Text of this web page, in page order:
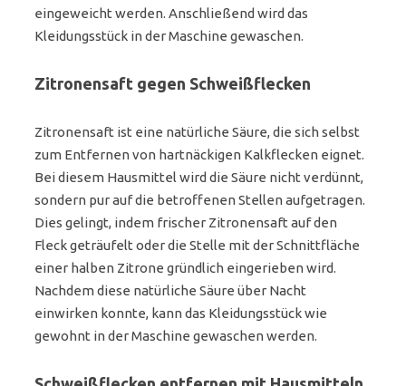
eingeweicht werden. Anschließend wird das
Kleidungsstück in der Maschine gewaschen.
Zitronensaft gegen Schweißflecken
Zitronensaft ist eine natürliche Säure, die sich selbst
zum Entfernen von hartnäckigen Kalkflecken eignet.
Bei diesem Hausmittel wird die Säure nicht verdünnt,
sondern pur auf die betroffenen Stellen aufgetragen.
Dies gelingt, indem frischer Zitronensaft auf den
Fleck geträufelt oder die Stelle mit der Schnittfläche
einer halben Zitrone gründlich eingerieben wird.
Nachdem diese natürliche Säure über Nacht
einwirken konnte, kann das Kleidungsstück wie
gewohnt in der Maschine gewaschen werden.